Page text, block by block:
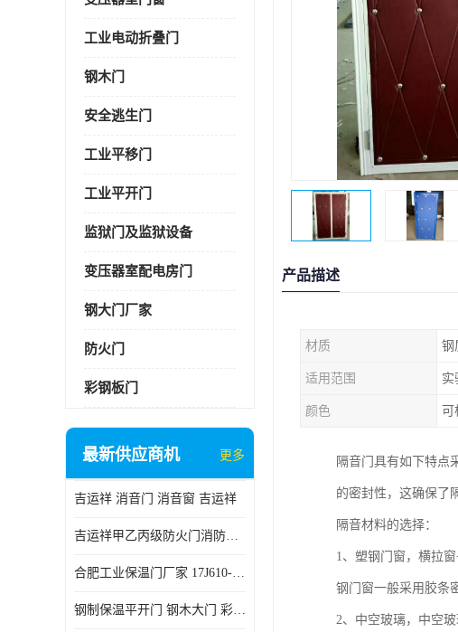
工业电动折叠门
钢木门
安全逃生门
工业平移门
工业平开门
监狱门及监狱设备
变压器室配电房门
钢大门厂家
防火门
彩钢板门
最新供应商机 更多
吉运祥 消音门 消音窗 吉运祥
吉运祥甲乙丙级防火门消防门一门一证
合肥工业保温门厂家 17J610-1保温门
钢制保温平开门 钢木大门 彩钢复合板门
产品描述
材质 钢
适用范围 实
颜色 可
隔音门具有如下特点
的密封性，这确保了
隔音材料的选择：
1、塑钢门窗，横拉
钢门窗一般采用胶条
2、中空玻璃，中空